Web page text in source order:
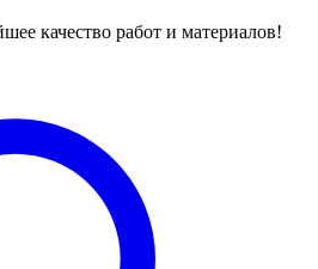
качество работ и материалов!